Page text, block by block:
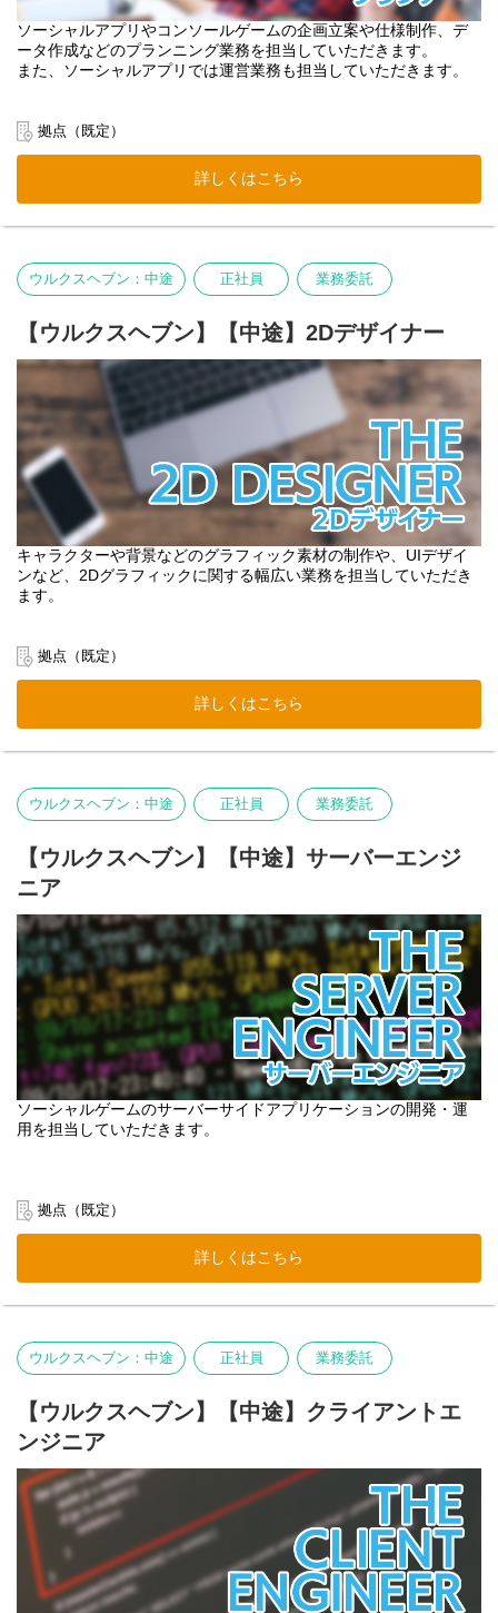
ソーシャルアプリやコンソールゲームの企画立案や仕様制作、デ
ータ作成などのプランニング業務を担当していただきます。
また、ソーシャルアプリでは運営業務も担当していただきます。
拠点（既定）
詳しくはこちら
ウルクスヘブン：中途 正社員 業務委託
【ウルクスヘブン】【中途】2Dデザイナー
キャラクターや背景などのグラフィック素材の制作や、UIデザイ
ンなど、2Dグラフィックに関する幅広い業務を担当していただき
ます。
拠点（既定）
詳しくはこちら
ウルクスヘブン：中途 正社員 業務委託
【ウルクスヘブン】【中途】サーバーエンジ
ニア
ソーシャルゲームのサーバーサイドアプリケーションの開発・運
用を担当していただきます。
拠点（既定）
詳しくはこちら
ウルクスヘブン：中途 正社員 業務委託
【ウルクスヘブン】【中途】クライアントエ
ンジニア